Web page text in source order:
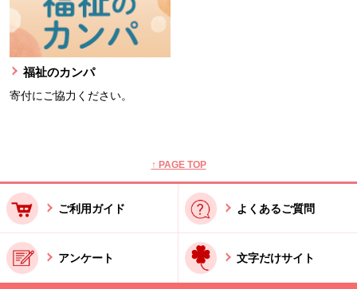
福祉のカンパ
寄付にご協力ください。
↑ PAGE TOP
ご利用ガイド よくあるご質問
アンケート 文字だけサイト